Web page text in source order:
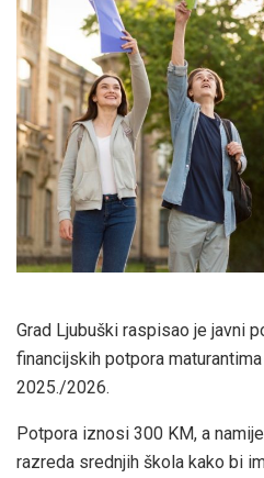
Grad Ljubuški raspisao je javni
financijskih potpora
2025./2026.
Potpora iznosi 300 KM, a
razreda srednjih škola kako bi